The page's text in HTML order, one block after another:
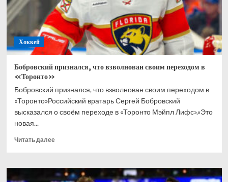
жизнь
Хоккей
Бобровский признался, что взволнован своим переходом в
«Торонто»
Бобровский признался, что взволнован своим переходом в
«Торонто»Российский вратарь Сергей Бобровский
высказался о своём переходе в «Торонто Мэйпл Лифс».«Это
новая...
Читать далееПрочитать
Бобровский
признался,